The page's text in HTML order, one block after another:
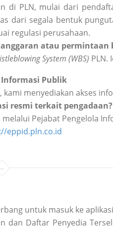
di PLN, mulai dari
dari segala bentuk
regulasi perusahaan.
atau permintaan
System (WBS) PLN.
Informasi Publik
kami menyediakan akses
resmi terkait
Pejabat Pengelola
eppid.pln.co.id
untuk masuk ke
dan Daftar Penyedia